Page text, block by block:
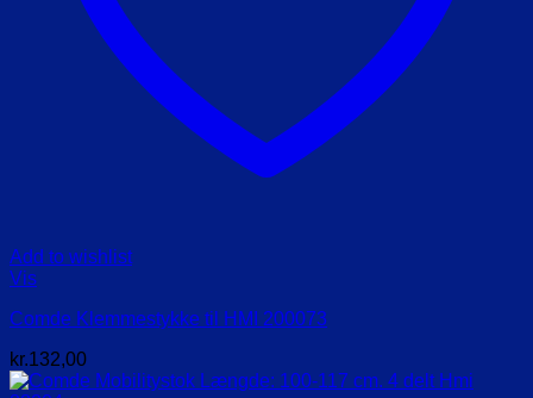
Add to wishlist
Vis
Comde Klemmestykke til HMI 200073
kr.132,00